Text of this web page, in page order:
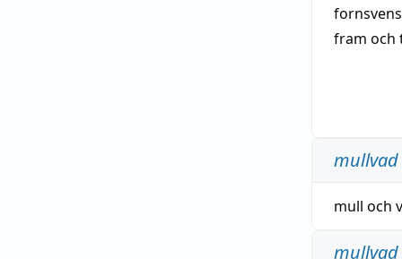
fram och
Kärre
slingra';
svenska
mullvad
mull och
mullvad